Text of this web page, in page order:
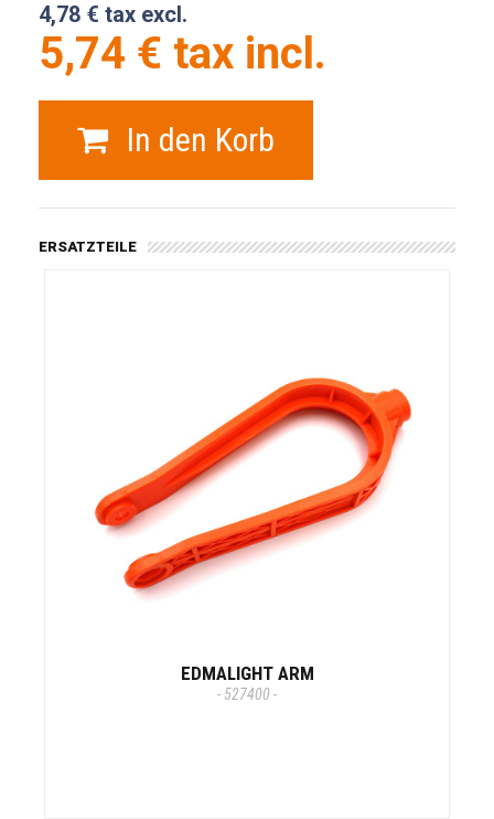
4,78 € tax excl.
5,74 € tax incl.
In den Korb
ERSATZTEILE
EDMALIGHT ARM
- 527400 -